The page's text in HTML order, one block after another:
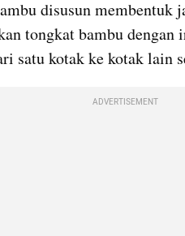
disusun membentuk
tongkat bambu dengan
satu kotak ke kotak lain
ADVERTISEMENT